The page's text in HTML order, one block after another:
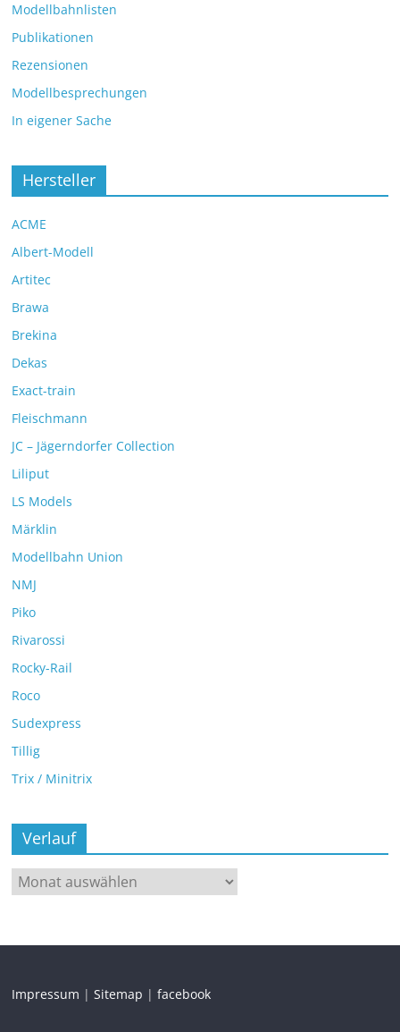
Modellbahnlisten
Publikationen
Rezensionen
Modellbesprechungen
In eigener Sache
Hersteller
ACME
Albert-Modell
Artitec
Brawa
Brekina
Dekas
Exact-train
Fleischmann
JC – Jägerndorfer Collection
Liliput
LS Models
Märklin
Modellbahn Union
NMJ
Piko
Rivarossi
Rocky-Rail
Roco
Sudexpress
Tillig
Trix / Minitrix
Verlauf
Impressum |Sitemap |facebook